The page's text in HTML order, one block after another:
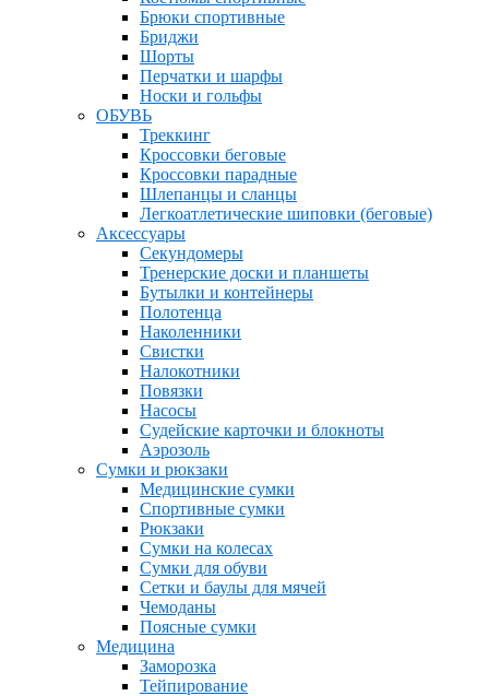
Брюки спортивные
Бриджи
Шорты
Перчатки и шарфы
Носки и гольфы
ОБУВЬ
Треккинг
Кроссовки беговые
Кроссовки парадные
Шлепанцы и сланцы
Легкоатлетические шиповки (беговые)
Аксессуары
Секундомеры
Тренерские доски и планшеты
Бутылки и контейнеры
Полотенца
Наколенники
Свистки
Налокотники
Повязки
Насосы
Судейские карточки и блокноты
Аэрозоль
Сумки и рюкзаки
Медицинские сумки
Спортивные сумки
Рюкзаки
Сумки на колесах
Сумки для обуви
Сетки и баулы для мячей
Чемоданы
Поясные сумки
Медицина
Заморозка
Тейпирование